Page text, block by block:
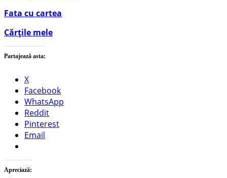
Fata cu cartea
Cărțile mele
Partajează asta:
X
Facebook
WhatsApp
Reddit
Pinterest
Email
Apreciază: